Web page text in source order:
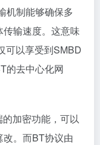
机制能够确保多
输速度。这意味
可以享受到SMBD
的去中心化网
加密功能，可以
。而BT协议由